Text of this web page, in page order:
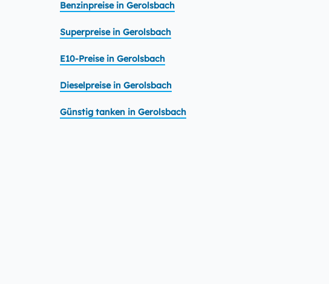
Benzinpreise in Gerolsbach
Superpreise in Gerolsbach
E10-Preise in Gerolsbach
Dieselpreise in Gerolsbach
Günstig tanken in Gerolsbach